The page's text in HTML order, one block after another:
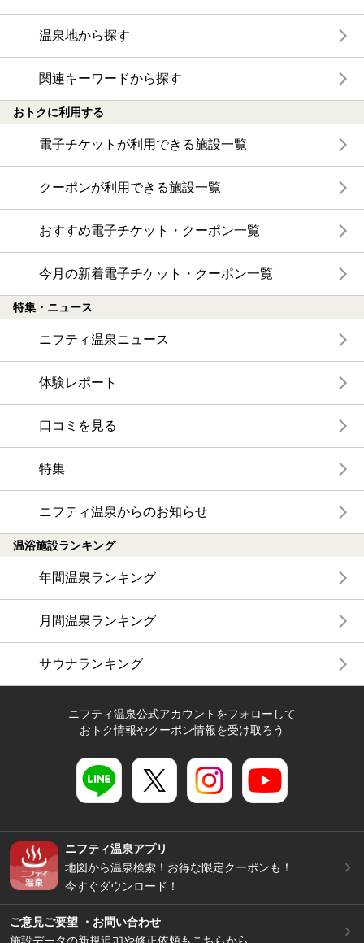
温泉地から探す
関連キーワードから探す
おトクに利用する
電子チケットが利用できる施設一覧
クーポンが利用できる施設一覧
おすすめ電子チケット・クーポン一覧
今月の新着電子チケット・クーポン一覧
特集・ニュース
ニフティ温泉ニュース
体験レポート
口コミを見る
特集
ニフティ温泉からのお知らせ
温浴施設ランキング
年間温泉ランキング
月間温泉ランキング
サウナランキング
ニフティ温泉公式アカウントをフォローして
おトク情報やクーポン情報を受け取ろう
ニフティ温泉アプリ
地図から温泉検索！お得な限定クーポンも！
今すぐダウンロード！
ご意見ご要望 ・お問い合わせ
施設データの新規追加や修正依頼もこちらから